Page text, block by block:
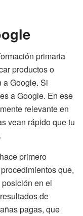
primaria
productos o
a Google. Si
a Google. En ese
relevante en
vean rápido que tu
primero
que,
en el
de
pagas, que